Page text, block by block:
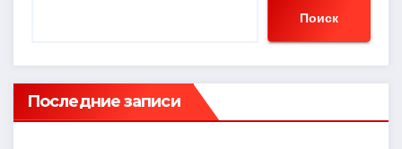
ni
ki
ть
Поиск
Последние записи